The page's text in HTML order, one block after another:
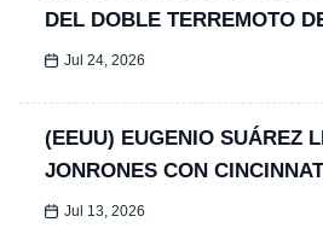
DEL DOBLE TERREMOTO
Jul 24, 2026
(EEUU) EUGENIO SUÁREZ
JONRONES CON
Jul 13, 2026